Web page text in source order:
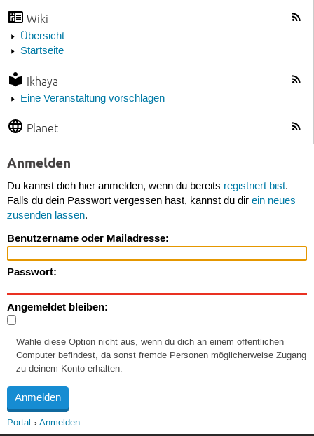
Wiki
Übersicht
Startseite
Ikhaya
Eine Veranstaltung vorschlagen
Planet
Anmelden
Du kannst dich hier anmelden, wenn du bereits registriert bist.
Falls du dein Passwort vergessen hast, kannst du dir ein neues
zusenden lassen.
Benutzername oder Mailadresse:
Passwort:
Angemeldet bleiben:
Wähle diese Option nicht aus, wenn du dich an einem öffentlichen
Computer befindest, da sonst fremde Personen möglicherweise Zugang
zu deinem Konto erhalten.
Portal Anmelden